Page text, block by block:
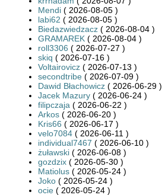
Mendi ( 2026-08-05 )
labi62 ( 2026-08-05 )
Biedazwiedzacz ( 2026-08-04 )
GRAMAREK ( 2026-08-04 )
roll3306 ( 2026-07-27 )
skiq ( 2026-07-16 )
Voltairovicz ( 2026-07-13 )
secondtribe ( 2026-07-09 )
Dawid Błachowicz ( 2026-06-29 )
Jacek Mazury ( 2026-06-24 )
filipczaja ( 2026-06-22 )
Arkos ( 2026-06-20 )
Kris66 ( 2026-06-17 )
velo7084 ( 2026-06-11 )
individual7467 ( 2026-06-10 )
żuławski ( 2026-06-08 )
gozdzix ( 2026-05-30 )
Matiolus ( 2026-05-24 )
Joko ( 2026-05-24 )
ocie ( 2026-05-24 )